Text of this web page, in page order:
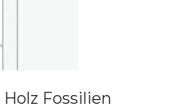
Fossilien